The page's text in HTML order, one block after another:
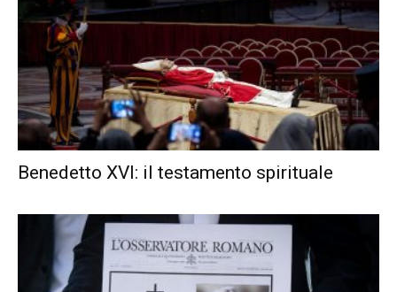
Benedetto XVI: il testamento spirituale